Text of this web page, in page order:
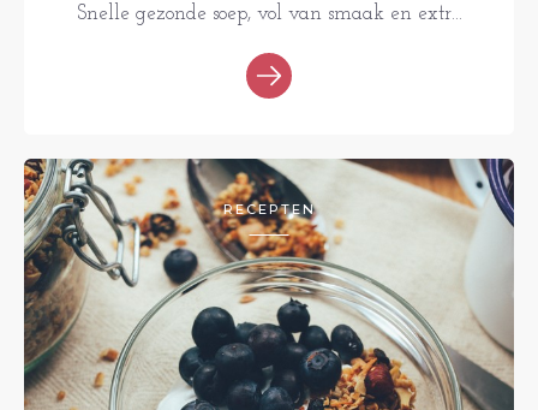
Snelle gezonde soep, vol van smaak en extr...
RECEPTEN